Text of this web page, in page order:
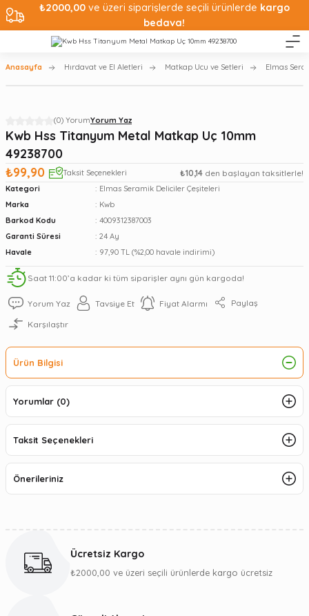
₺2000,00ve üzeri siparişlerde seçili ürünlerde kargo
bedava!
Anasayfa Hırdavat ve El Aletleri Matkap Ucu ve Setleri Elmas
(0) YorumYorum Yaz
Kwb Hss Titanyum Metal Matkap Uç 10mm
49238700
₺99,90
Taksit Seçenekleri ₺10,14 den başlayan taksitlerle!
Kategori
Elmas Seramik Deliciler Çeşiteleri
Marka
Kwb
Barkod Kodu
4009312387003
Garanti Süresi
24 Ay
Havale
97,90 TL (%2,00 havale indirimi)
Saat 11:00’a kadar ki tüm siparişler aynı gün kargoda!
Yorum Yaz Tavsiye Et Fiyat Alarmı Paylaş
Karşılaştır
Ürün Bilgisi
Yorumlar (0)
Taksit Seçenekleri
Önerileriniz
Ücretsiz Kargo
₺2000,00 ve üzeri seçili ürünlerde kargo ücretsiz